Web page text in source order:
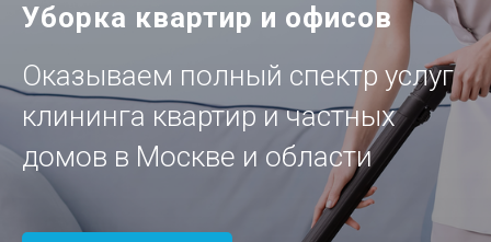
Уборка квартир и офисов
Оказываем полный спектр услуг
клининга квартир и частных
домов в Москве и области